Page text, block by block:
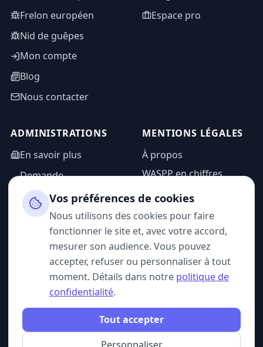
Frelon européen
Nid de guêpes
Mon compte
Blog
Nous contacter
Espace pro
ADMINISTRATIONS
En savoir plus
Demande
d'information
Espace admin
MENTIONS LÉGALES
À propos
WASPP en chiffres
Mentions légales
Politique de
confidentialité
CGU
SUIVEZ-NOUS
Vos préférences de cookies
Nous utilisons des cookies pour faire
fonctionner le site et, avec votre accord,
mesurer son audience. Vous pouvez
accepter, refuser ou personnaliser à tout
moment. Détails dans notre politique de
confidentialité.
Tout accepter